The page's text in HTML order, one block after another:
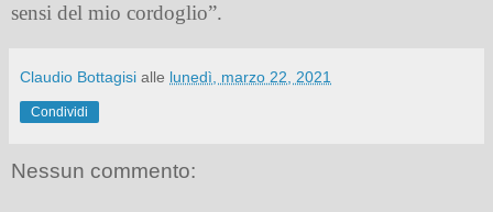
sensi del mio cordoglio”.
Claudio Bottagisi alle lunedì, marzo 22, 2021
Condividi
Nessun commento: